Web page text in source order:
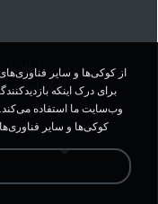
اطلاعاتبرای درک اینکه
وب‌سایت ما استفاده می‌کند.
کوکی‌ها و سایر